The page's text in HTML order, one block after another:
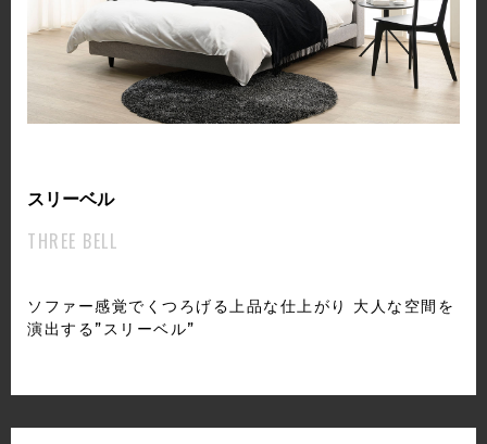
スリーベル
THREE BELL
ソファー感覚でくつろげる上品な仕上がり 大人な空間を
演出する”スリーベル”